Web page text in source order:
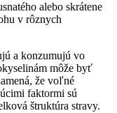
alebo skrátene
v rôznych
a konzumujú vo
môže byť
že voľné
faktormi sú
štruktúra stravy.